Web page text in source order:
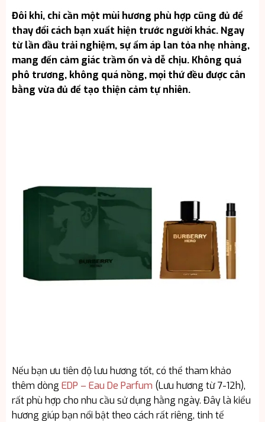
Đôi khi, chỉ cần một mùi hương phù hợp cũng đủ để
thay đổi cách bạn xuất hiện trước người khác. Ngay
từ lần đầu trải nghiệm, sự ấm áp lan tỏa nhẹ nhàng,
mang đến cảm giác trầm ổn và dễ chịu. Không quá
phô trương, không quá nồng, mọi thứ đều được cân
bằng vừa đủ để tạo thiện cảm tự nhiên.
Nếu bạn ưu tiên độ lưu hương tốt, có thể tham khảo
thêm dòng EDP – Eau De Parfum (Lưu hương từ 7-12h),
rất phù hợp cho nhu cầu sử dụng hằng ngày. Đây là kiểu
hương giúp bạn nổi bật theo cách rất riêng, tinh tế